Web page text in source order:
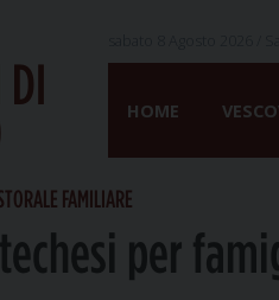
DI
HOME
FAMILIARE
per